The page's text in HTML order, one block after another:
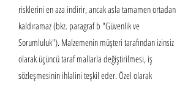
risklerini en aza indirir, ancak asla tamamen ortadan
kaldıramaz (bkz. paragraf b "Güvenlik ve
Sorumluluk"). Malzemenin müşteri tarafından izinsiz
olarak üçüncü taraf mallarla değiştirilmesi, iş
sözleşmesinin ihlalini teşkil eder. Özel olarak